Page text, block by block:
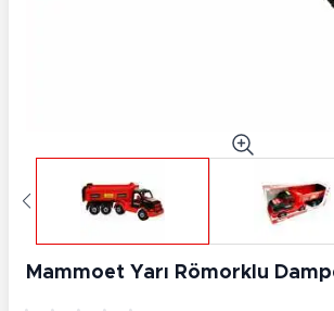
Mammoet Yarı Römorklu